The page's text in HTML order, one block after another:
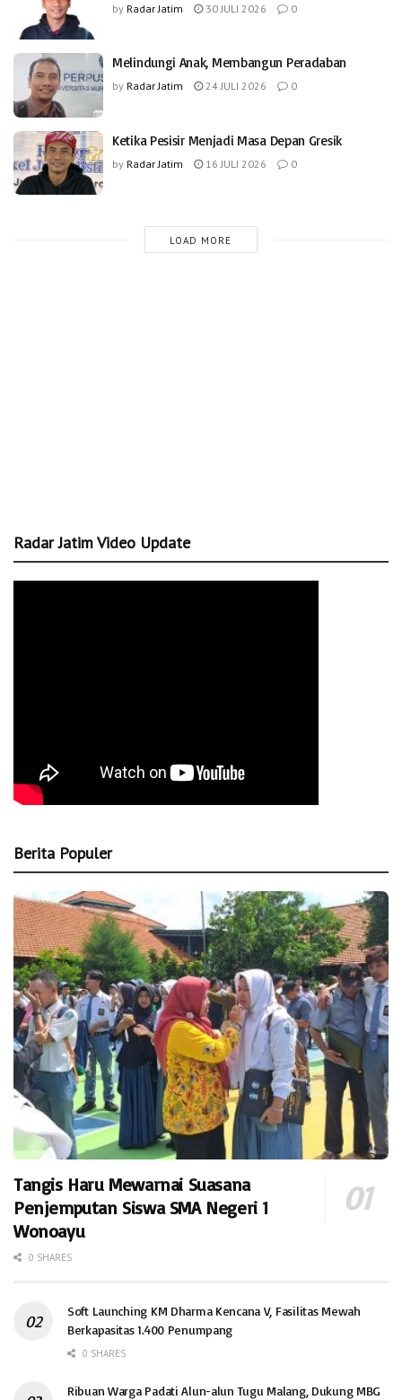
by Radar Jatim 30 JULI 2026 0
Melindungi Anak, Membangun Peradaban
by Radar Jatim 24 JULI 2026 0
Ketika Pesisir Menjadi Masa Depan Gresik
by Radar Jatim 16 JULI 2026 0
LOAD MORE
Radar Jatim Video Update
Berita Populer
Tangis Haru Mewarnai Suasana
Penjemputan Siswa SMA Negeri 1
Wonoayu
0 SHARES
Soft Launching KM Dharma Kencana V, Fasilitas Mewah
Berkapasitas 1.400 Penumpang
0 SHARES
Ribuan Warga Padati Alun-alun Tugu Malang, Dukung MBG